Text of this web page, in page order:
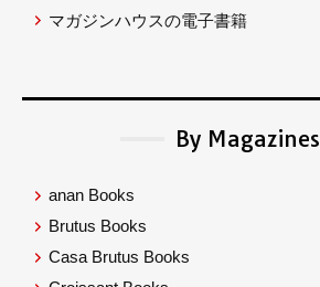
マガジンハウスの電子書籍
By Magazines
anan Books
Brutus Books
Casa Brutus Books